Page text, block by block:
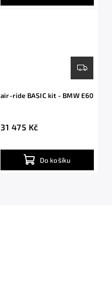
air-ride BASIC kit - BMW E60
31 475 Kč
Do košíku